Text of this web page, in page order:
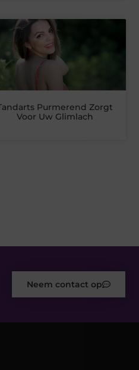
Purmerend Zorgt
Voor Uw Glimlach
Neem contact op